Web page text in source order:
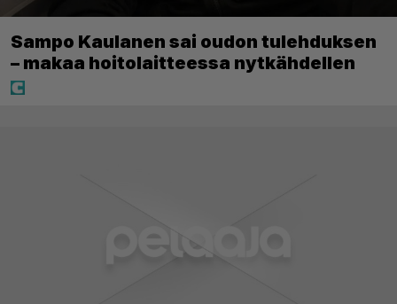
Sampo Kaulanen sai oudon tulehduksen
– makaa hoitolaitteessa nytkähdellen